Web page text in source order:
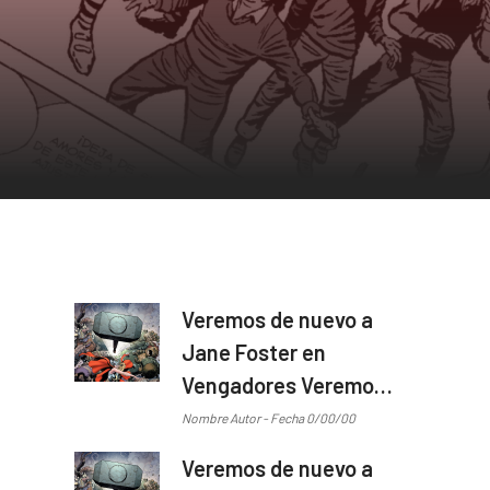
Veremos de nuevo a
Jane Foster en
Vengadores Veremos
de nuevo a Jane
...
Nombre Autor - Fecha 0/00/00
Veremos de nuevo a